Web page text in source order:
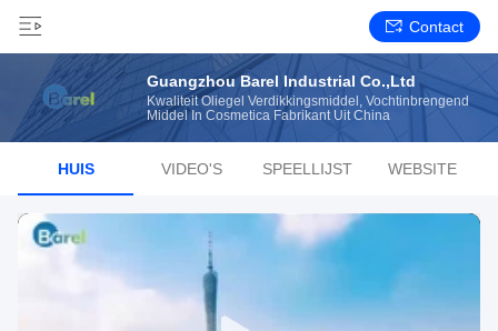
Contact
Guangzhou Barel Industrial Co.,Ltd
Kwaliteit Oliegel Verdikkingsmiddel, Vochtinbrengend
Middel In Cosmetica Fabrikant Uit China
HUIS VIDEO'S SPEELLIJST WEBSITE